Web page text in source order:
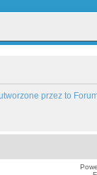
przez to